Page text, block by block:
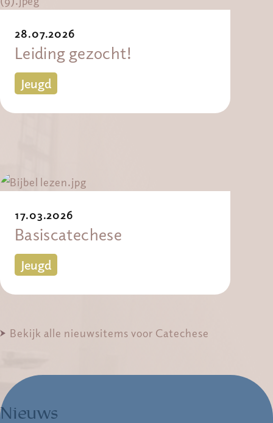
28.07.2026
Leiding gezocht!
Jeugd
17.03.2026
Basiscatechese
Jeugd
Bekijk alle nieuwsitems voor Catechese
Nieuws